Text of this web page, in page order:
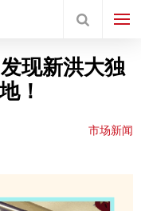
现新洪大独
！
市场新闻